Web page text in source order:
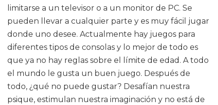
limitarse a un televisor o a un monitor de PC. Se
pueden llevar a cualquier parte y es muy fácil jugar
donde uno desee. Actualmente hay juegos para
diferentes tipos de consolas y lo mejor de todo es
que ya no hay reglas sobre el límite de edad. A todo
el mundo le gusta un buen juego. Después de
todo, ¿qué no puede gustar? Desafían nuestra
psique, estimulan nuestra imaginación y no está de